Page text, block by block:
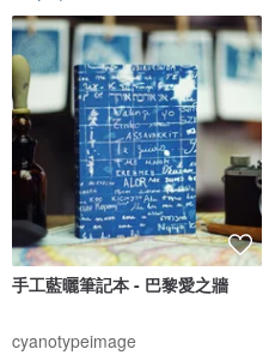
手工藍曬筆記本 - 巴黎愛之牆
cyanotypeimage